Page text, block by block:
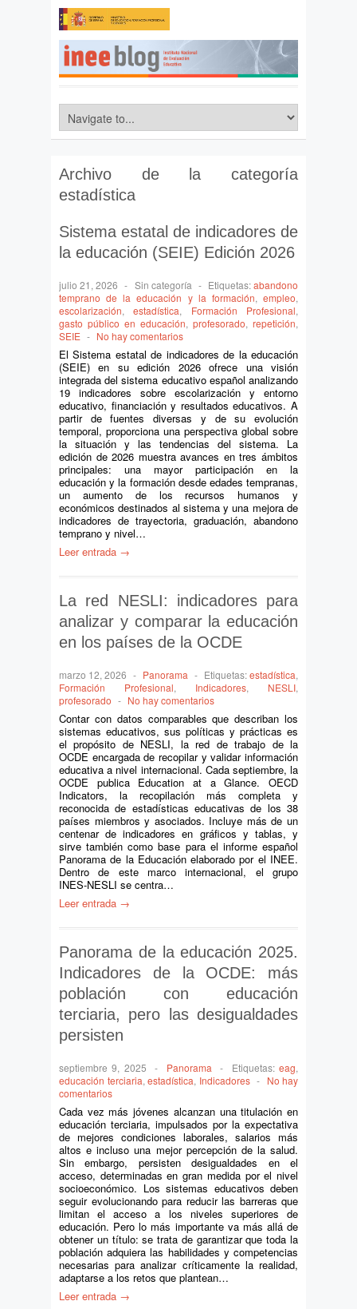
Archivo de la categoría
estadística
Sistema estatal de indicadores de
la educación (SEIE) Edición 2026
julio 21, 2026 - Sin categoría - Etiquetas:abandono
temprano de la educación y la formación,empleo,
escolarización,estadística, Formación Profesional,
gasto público en educación, profesorado, repetición,
SEIE - No hay comentarios
El Sistema estatal de indicadores de la educación
(SEIE) en su edición 2026 ofrece una visión
integrada del sistema educativo español analizando
19 indicadores sobre escolarización y entorno
educativo, financiación y resultados educativos. A
partir de fuentes diversas y de su evolución
temporal, proporciona una perspectiva global sobre
la situación y las tendencias del sistema. La
edición de 2026 muestra avances en tres ámbitos
principales: una mayor participación en la
educación y la formación desde edades tempranas,
un aumento de los recursos humanos y
económicos destinados al sistema y una mejora de
indicadores de trayectoria, graduación, abandono
temprano y nivel…
Leer entrada →
La red NESLI: indicadores para
analizar y comparar la educación
en los países de la OCDE
marzo 12, 2026 - Panorama - Etiquetas:estadística,
Formación Profesional, Indicadores, NESLI,
profesorado - No hay comentarios
Contar con datos comparables que describan los
sistemas educativos, sus políticas y prácticas es
el propósito de NESLI, la red de trabajo de la
OCDE encargada de recopilar y validar información
educativa a nivel internacional. Cada septiembre, la
OCDE publica Education at a Glance. OECD
Indicators, la recopilación más completa y
reconocida de estadísticas educativas de los 38
países miembros y asociados. Incluye más de un
centenar de indicadores en gráficos y tablas, y
sirve también como base para el informe español
Panorama de la Educación elaborado por el INEE.
Dentro de este marco internacional, el grupo
INES‑NESLI se centra…
Leer entrada →
Panorama de la educación 2025.
Indicadores de la OCDE: más
población con educación
terciaria, pero las desigualdades
persisten
septiembre 9, 2025 - Panorama - Etiquetas:eag,
educación terciaria, estadística, Indicadores - No hay
comentarios
Cada vez más jóvenes alcanzan una titulación en
educación terciaria, impulsados por la expectativa
de mejores condiciones laborales, salarios más
altos e incluso una mejor percepción de la salud.
Sin embargo, persisten desigualdades en el
acceso, determinadas en gran medida por el nivel
socioeconómico. Los sistemas educativos deben
seguir evolucionando para reducir las barreras que
limitan el acceso a los niveles superiores de
educación. Pero lo más importante va más allá de
obtener un título: se trata de garantizar que toda la
población adquiera las habilidades y competencias
necesarias para analizar críticamente la realidad,
adaptarse a los retos que plantean…
Leer entrada →